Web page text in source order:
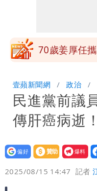
總帳一次掀翻
70歲姜厚任
內容讓人看傻
白海豚明恐海
到紫爆」
伊朗撂話美盟
復
父親節泡湯
85％ 這3天
道瓊再創新高
壹蘋新聞網 政治
民進黨前議
傳肝癌病逝
設為
贊助
我要
爆料
2025/08/15 14:47 記者